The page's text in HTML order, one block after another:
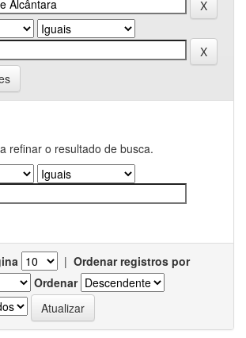
refinar o resultado de busca.
| Ordenar registros por
Ordenar